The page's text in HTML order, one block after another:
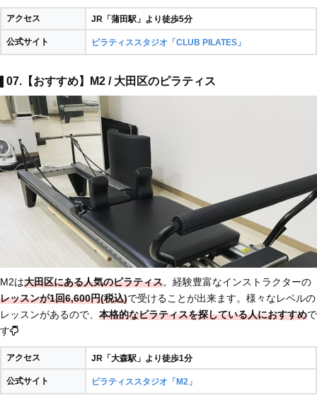
アクセス JR「蒲田駅」より徒歩5分
公式サイト ピラティススタジオ「CLUB PILATES」
07.【おすすめ】M2 / 大田区のピラティス
M2は大田区にある人気のピラティス。経験豊富なインストラクターの
レッスンが1回6,600円(税込)で受けることが出来ます。様々なレベルの
レッスンがあるので、 本格的なピラティスを探している人におすすめで
す
アクセス JR「大森駅」より徒歩1分
公式サイト ピラティススタジオ「M2」